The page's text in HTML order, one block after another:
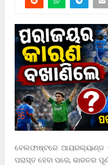
ବେଲଫାଷ୍ଟରେ ଆୟରଲ୍ୟାଣ୍ଡ
ପରାସ୍ତ ହେବା ପରେ, ଭାରତର